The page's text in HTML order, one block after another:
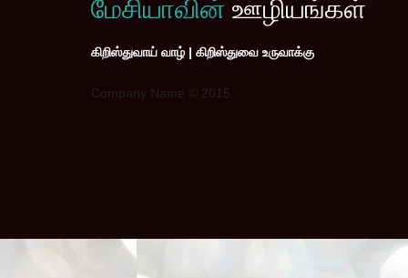
மேசியாவின் ஊழியங்கள்
கிறிஸ்துவாய் வாழ் | கிறிஸ்துவை உருவாக்கு
Company Name © 2015